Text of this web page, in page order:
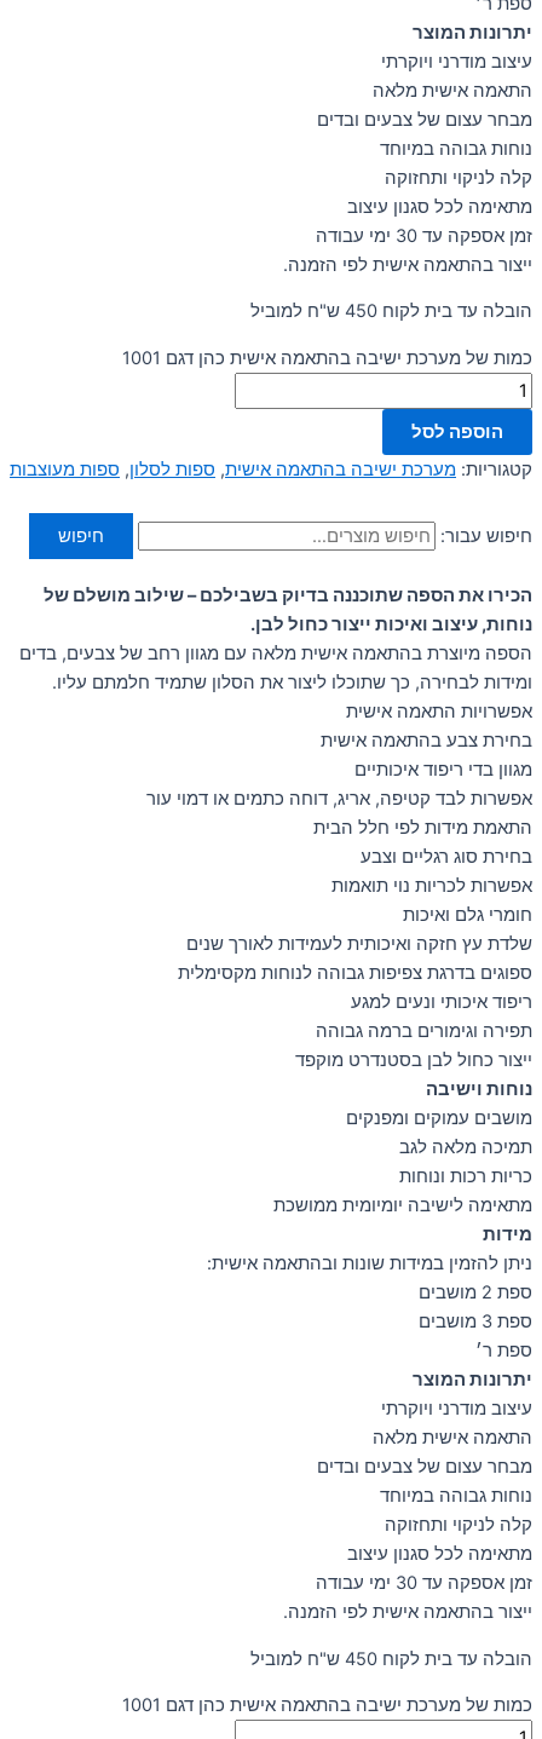
יתרונות המוצר
עיצוב מודרני ויוקרתי
התאמה אישית מלאה
מבחר עצום של צבעים ובדים
נוחות גבוהה במיוחד
קלה לניקוי ותחזוקה
מתאימה לכל סגנון עיצוב
זמן אספקה עד 30 ימי עבודה
ייצור בהתאמה אישית לפי הזמנה.
הובלה עד בית לקוח 450 ש"ח למוביל
כמות של מערכת ישיבה בהתאמה אישית כהן דגם 1001
הוספה לסל
קטגוריות: מערכת ישיבה בהתאמה אישית, ספות לסלון, ספות מעוצבות
חיפוש עבור: חיפוש
הכירו את הספה שתוכננה בדיוק בשבילכם – שילוב מושלם של
נוחות, עיצוב ואיכות ייצור כחול לבן.
הספה מיוצרת בהתאמה אישית מלאה עם מגוון רחב של צבעים, בדים
ומידות לבחירה, כך שתוכלו ליצור את הסלון שתמיד חלמתם עליו.
אפשרויות התאמה אישית
בחירת צבע בהתאמה אישית
מגוון בדי ריפוד איכותיים
אפשרות לבד קטיפה, אריג, דוחה כתמים או דמוי עור
התאמת מידות לפי חלל הבית
בחירת סוג רגליים וצבע
אפשרות לכריות נוי תואמות
חומרי גלם ואיכות
שלדת עץ חזקה ואיכותית לעמידות לאורך שנים
ספוגים בדרגת צפיפות גבוהה לנוחות מקסימלית
ריפוד איכותי ונעים למגע
תפירה וגימורים ברמה גבוהה
ייצור כחול לבן בסטנדרט מוקפד
נוחות וישיבה
מושבים עמוקים ומפנקים
תמיכה מלאה לגב
כריות רכות ונוחות
מתאימה לישיבה יומיומית ממושכת
מידות
ניתן להזמין במידות שונות ובהתאמה אישית:
ספת 2 מושבים
ספת 3 מושבים
ספת ר׳
יתרונות המוצר
עיצוב מודרני ויוקרתי
התאמה אישית מלאה
מבחר עצום של צבעים ובדים
נוחות גבוהה במיוחד
קלה לניקוי ותחזוקה
מתאימה לכל סגנון עיצוב
זמן אספקה עד 30 ימי עבודה
ייצור בהתאמה אישית לפי הזמנה.
הובלה עד בית לקוח 450 ש"ח למוביל
כמות של מערכת ישיבה בהתאמה אישית כהן דגם 1001